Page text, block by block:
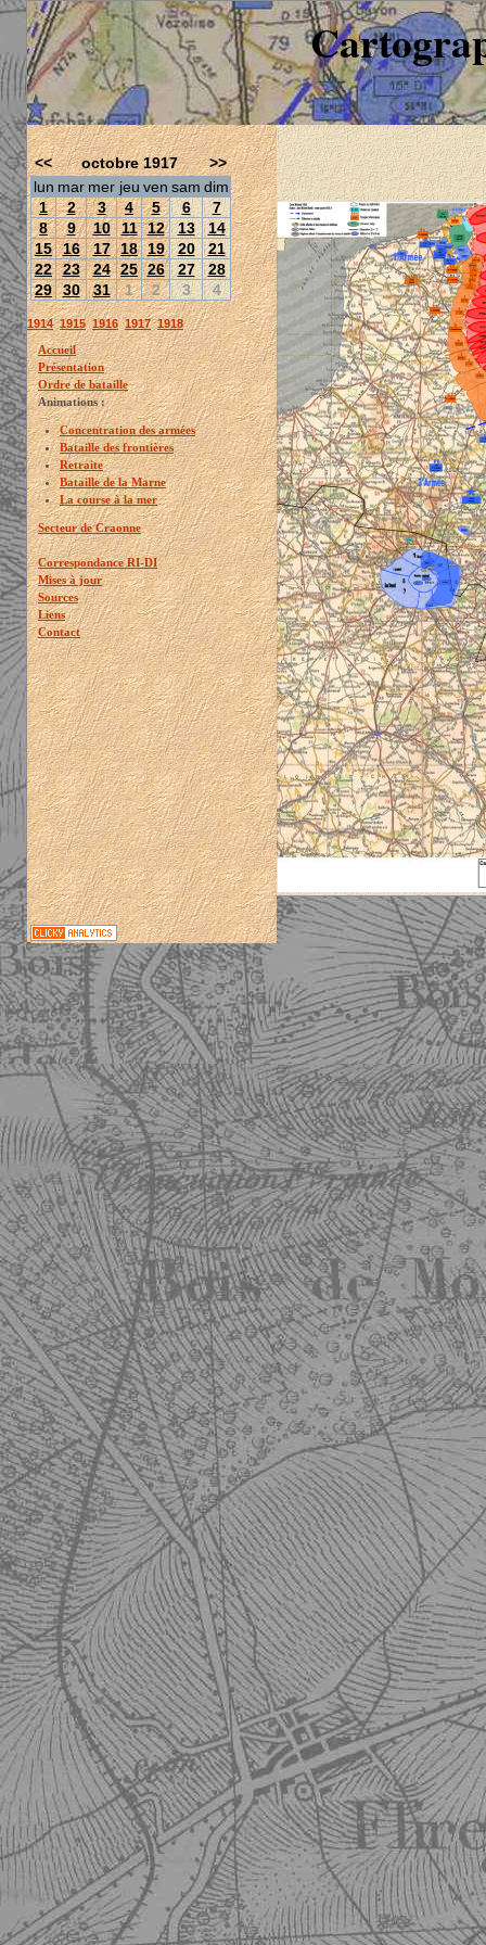
<< octobre 1917
>>
lun mar mer jeu ven sam dim
1
2 3 4 5 6
7
8
9 10 11 12 13
14
15 16 17 18 19 20
21
22 23 24 25 26 27
28
29 30 31 1 2 3 4
1914 1915 1916 1917 1918
Accueil
Présentation
Ordre de bataille
Animations :
Concentration des armées
Bataille des frontières
Retraite
Bataille de la Marne
La course à la mer
Secteur de Craonne
Correspondance RI-DI
Mises à jour
Sources
Liens
Contact